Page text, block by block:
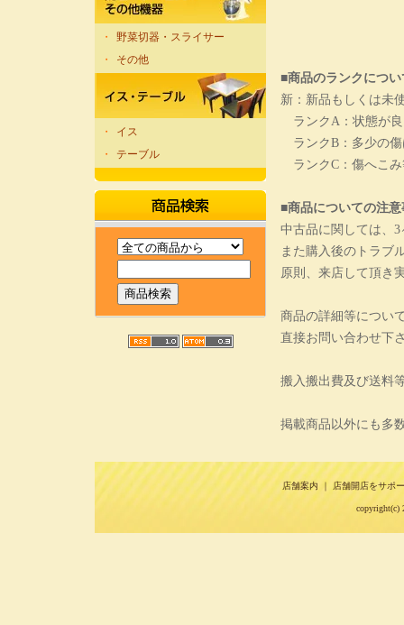
・
野菜切器・スライサー
・
その他
・
イス
・
テーブル
■商品のランクについ
新：新品もしくは未
ランクA：状態が
ランクB：多少の傷
ランクC：傷へこ
■商品についての注
中古品に関しては、
また購入後のトラブ
原則、来店して頂き
商品の詳細等につい
直接お問い合わせ下
搬入搬出費及び送料
掲載商品以外にも多
店舗案内 ｜ 店舗開店をサポ
copyright(c)